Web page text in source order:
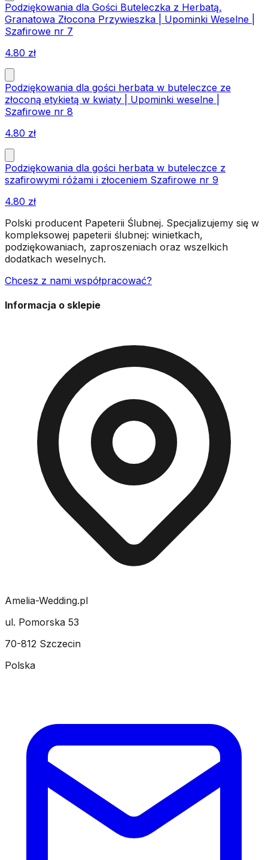
Podziękowania dla Gości Buteleczka z Herbatą,
Granatowa Złocona Przywieszka | Upominki Weselne |
Szafirowe nr 7
4.80 zł
Podziękowania dla gości herbata w buteleczce ze
złoconą etykietą w kwiaty | Upominki weselne |
Szafirowe nr 8
4.80 zł
Podziękowania dla gości herbata w buteleczce z
szafirowymi różami i złoceniem Szafirowe nr 9
4.80 zł
Polski producent Papeterii Ślubnej. Specjalizujemy się w
kompleksowej papeterii ślubnej: winietkach,
podziękowaniach, zaproszeniach oraz wszelkich
dodatkach weselnych.
Chcesz z nami współpracować?
Informacja o sklepie
Amelia-Wedding.pl
ul. Pomorska 53
70-812 Szczecin
Polska